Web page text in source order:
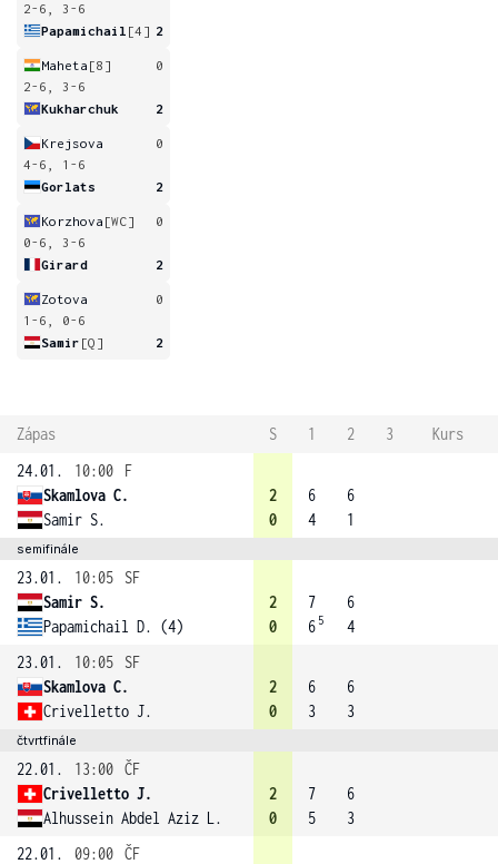
2-6, 3-6
Papamichail [4] 2
Maheta [8]
0
2-6, 3-6
Kukharchuk
2
Krejsova
0
4-6, 1-6
Gorlats
2
Korzhova [WC]
0
0-6, 3-6
Girard
2
Zotova
0
1-6, 0-6
Samir [Q] 2
Zápas S 1 2 3
Kurs
24.01.
10:00
F
Skamlova C.
Samir S.
2
0
6
4
6
1
semifinále
23.01. 10:05
SF
Samir S.
Papamichail D. (4)
2
0
7
6 5
6
4
23.01.
10:05
SF
Skamlova C.
Crivelletto J.
2
0
6
3
6
3
čtvrtfinále
22.01. 13:00 ČF
Crivelletto J.
Alhussein Abdel Aziz L.
2
0
7
5
6
3
22.01.
09:00 ČF